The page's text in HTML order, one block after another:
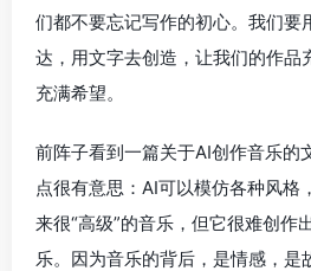
们都不要忘记写作的初心。我们要
达，用文字去创造，让我们的作品
充满希望。
前阵子看到一篇关于AI创作音乐的
点很有意思：AI可以模仿各种风格
来很“高级”的音乐，但它很难创作
乐。因为音乐的背后，是情感，是